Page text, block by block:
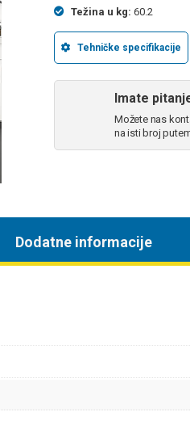
Težina u kg: 60.2
Tehničke specifikacije
Imate
Možete nas
na isti broj
Dodatne informacije